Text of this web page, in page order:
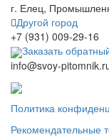
г. Елец,
Другой город
+7 (931) 009-29-16
Заказать
info@svoy-
Политика
Рекомендательные